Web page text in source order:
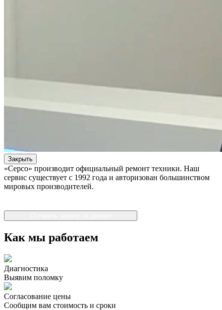
Закрыть
«Серсо» производит официальный ремонт техники. Наш
сервис существует с 1992 года и авторизован большинством
мировых производителей.
Как мы работаем
Диагностика
Выявим поломку
Согласование цены
Сообщим вам стоимость и сроки